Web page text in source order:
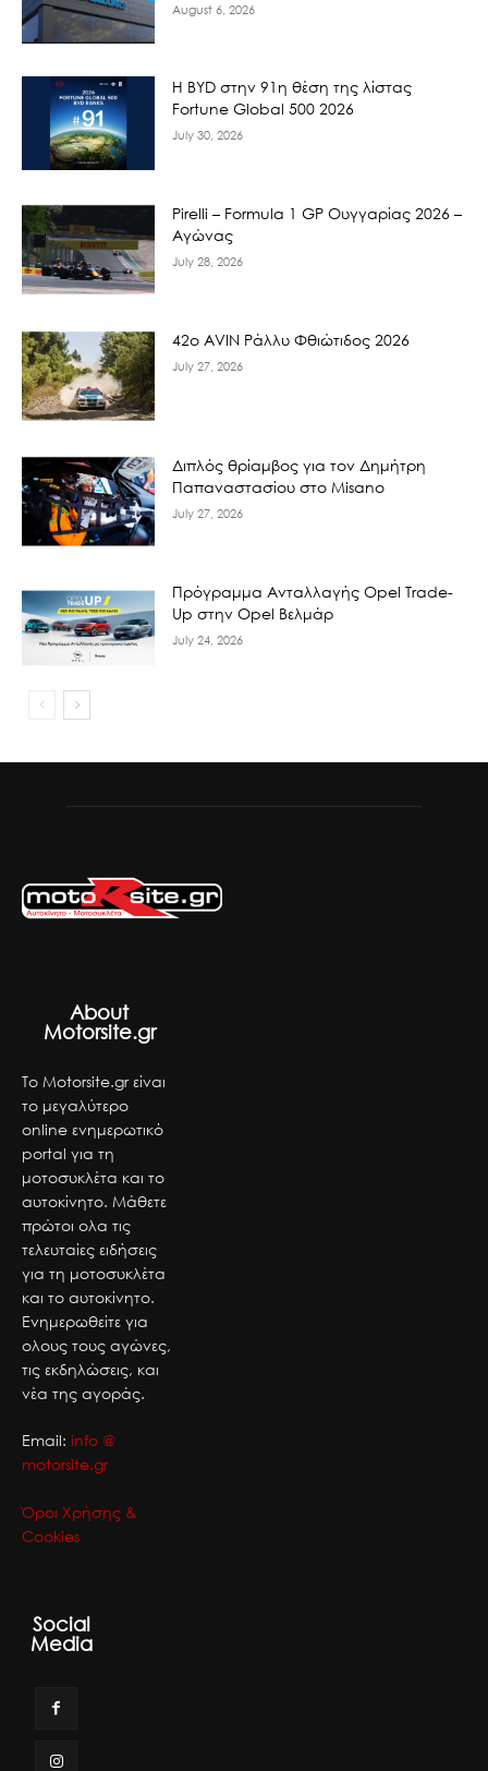
August 6, 2026
Η BYD στην 91η θέση της λίστας
Fortune Global 500 2026
July 30, 2026
Pirelli – Formula 1 GP Ουγγαρίας 2026 –
Αγώνας
July 28, 2026
42ο AVIN Ράλλυ Φθιώτιδος 2026
July 27, 2026
Διπλός θρίαμβος για τον Δημήτρη
Παπαναστασίου στο Misano
July 27, 2026
Πρόγραμμα Ανταλλαγής Opel Trade-
Up στην Opel Βελμάρ
July 24, 2026
About
Motorsite.gr
Το Motorsite.gr είναι
το μεγαλύτερο
online ενημερωτικό
portal για τη
μοτοσυκλέτα και το
αυτοκίνητο. Μάθετε
πρώτοι ολα τις
τελευταίες ειδήσεις
για τη μοτοσυκλέτα
και το αυτοκίνητο.
Ενημερωθείτε για
ολους τους αγώνες,
τις εκδηλώσεις, και
νέα της αγοράς.
Email: info @
motorsite.gr
Όροι Χρήσης &
Cookies
Social
Media